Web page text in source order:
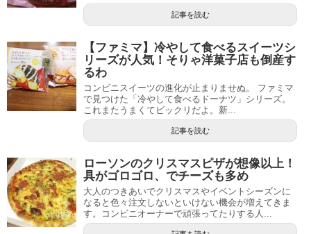
記事を読む
【ファミマ】冷やして食べるスイーツシ
リーズが人気！そりゃ洋菓子店も倒産す
るわ
コンビニスイーツの進化が止まりませぬ。 ファミマ
で見つけた「冷やして食べるドーナツ」シリーズ。
これまたうまくてビックリだよ。新...
記事を読む
ローソンのクリスマスピザが想像以上！
具がゴロゴロ、でチーズも多め
大人のつきあいでクリスマスやイベントシーズンに
なると色々注文しないといけない機会が増えてきま
す。コンビニオーナーで頑張ってたりする人...